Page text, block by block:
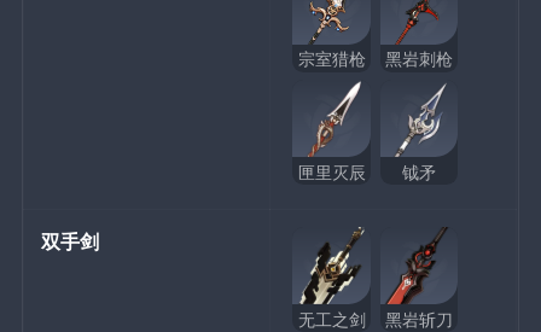
宗室猎枪 黑岩刺枪
匣里灭辰 钺矛
双手剑
无工之剑 黑岩斩刀